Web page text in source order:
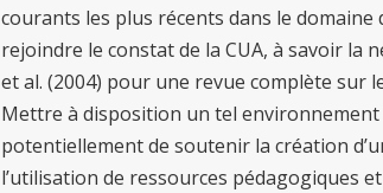
courants les plus récents dans le
rejoindre le constat de la CUA, à savoir la
et al. (2004) pour une revue complète sur
Mettre à disposition un tel
potentiellement de soutenir la création
l’utilisation de ressources pédagogiques